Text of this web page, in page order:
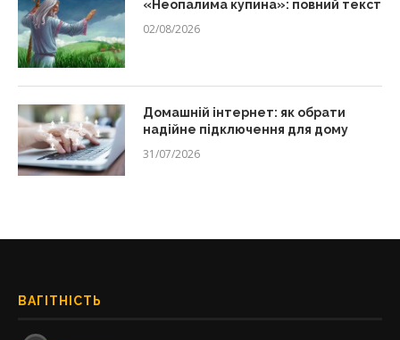
«Неопалима купина»: повний текст
02/08/2026
Домашній інтернет: як обрати
надійне підключення для дому
31/07/2026
ВАГІТНІСТЬ